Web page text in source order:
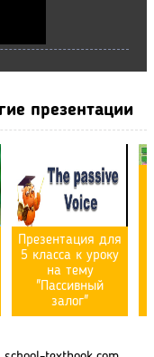
презентации
Презентация для
5 класса к уроку
на тему
"Пассивный
залог"